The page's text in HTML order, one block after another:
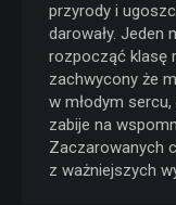
przyrody i
darowały. Jeden
rozpocząć klasę
zachwycony że
w młodym
zabije na
Zaczarowanych
z ważniejszych